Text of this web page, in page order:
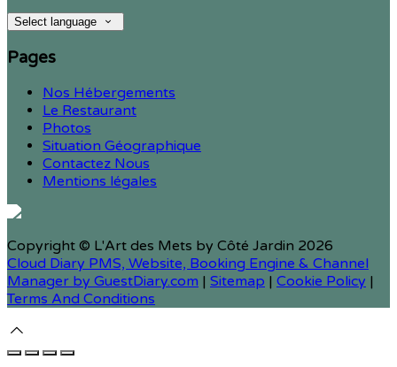
Select language
Pages
Nos Hébergements
Le Restaurant
Photos
Situation Géographique
Contactez Nous
Mentions légales
Copyright © L'Art des Mets by Côté Jardin 2026
Cloud Diary PMS, Website, Booking Engine & Channel
Manager by GuestDiary.com | Sitemap | Cookie Policy |
Terms And Conditions